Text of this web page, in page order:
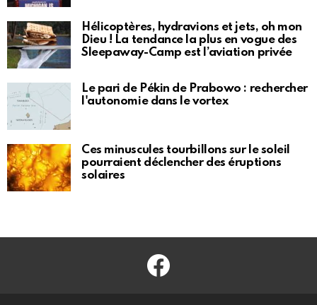
Hélicoptères, hydravions et jets, oh mon
Dieu ! La tendance la plus en vogue des
Sleepaway-Camp est l’aviation privée
Le pari de Pékin de Prabowo : rechercher
l'autonomie dans le vortex
Ces minuscules tourbillons sur le soleil
pourraient déclencher des éruptions
solaires
Facebook